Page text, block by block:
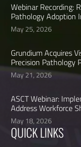
Webinar Recording:
Pathology Adoption
May 25, 2026
Grundium Acquires
Precision Pathology
May 21, 2026
ASCT Webinar:
Address Workforce
May 18, 2026
QUICK LINKS